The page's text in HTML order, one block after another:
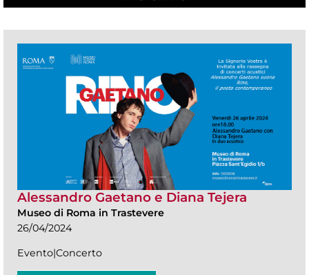
Alessandro Gaetano e Diana Tejera
Museo di Roma in Trastevere
26/04/2024
Evento|Concerto